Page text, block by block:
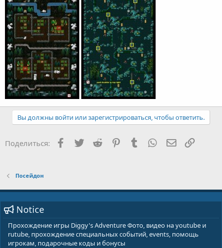
Вы должны войти или зарегистрироваться, чтобы ответить.
Поделиться: Facebook
Twitter Reddit PinterestTumblr WhatsApp
E-mail
Посейдон
Notice
Прохождение игры Diggy's Adventure Фото, видео на youtube и
rutube, прохождение специальных событий, events, помощь
игрокам, подарочные коды и бонусы